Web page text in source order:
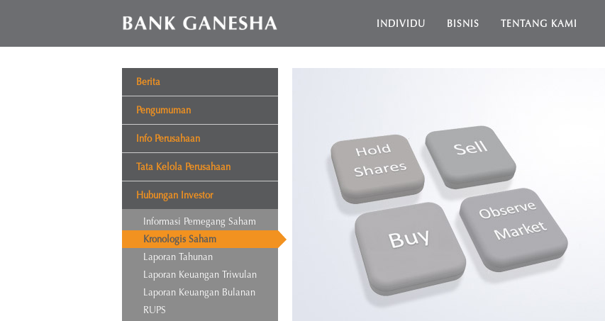
INDIVIDU BISNIS TENTANG KAMI
Berita
Pengumuman
Info Perusahaan
Tata Kelola Perusahaan
Hubungan Investor
Informasi Pemegang Saham
Kronologis Saham
Laporan Tahunan
Laporan Keuangan Triwulan
Laporan Keuangan Bulanan
RUPS